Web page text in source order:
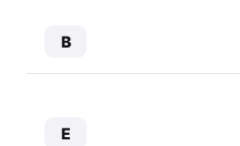
B
E